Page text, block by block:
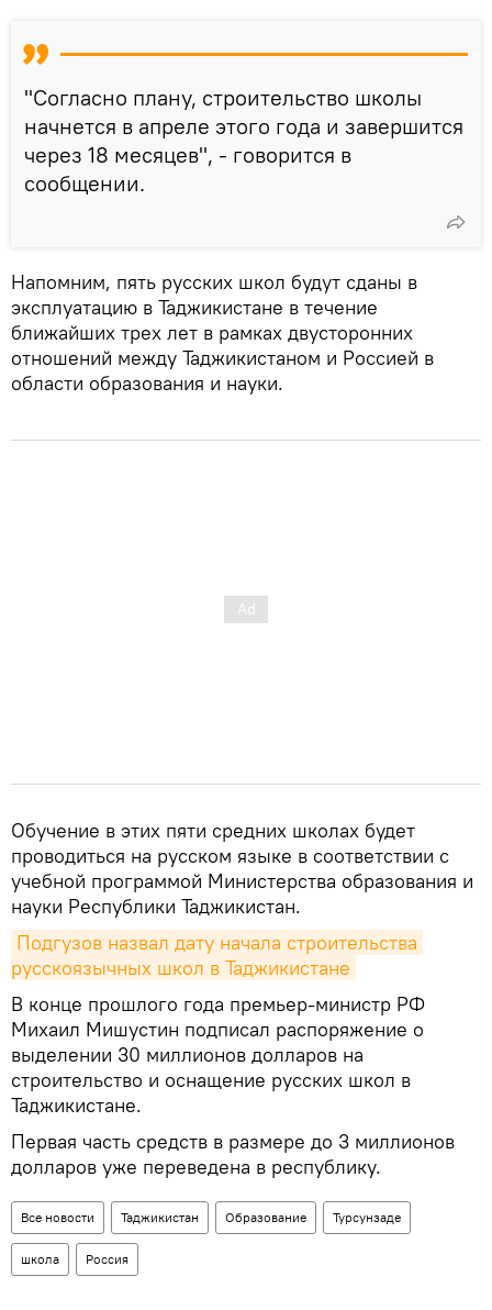
"Согласно плану, строительство школы
начнется в апреле этого года и завершится
через 18 месяцев", - говорится в
сообщении.
Напомним, пять русских школ будут сданы в
эксплуатацию в Таджикистане в течение
ближайших трех лет в рамках двусторонних
отношений между Таджикистаном и Россией в
области образования и науки.
Обучение в этих пяти средних школах будет
проводиться на русском языке в соответствии с
учебной программой Министерства образования и
науки Республики Таджикистан.
Подгузов назвал дату начала строительства
русскоязычных школ в Таджикистане
В конце прошлого года премьер-министр РФ
Михаил Мишустин подписал распоряжение о
выделении 30 миллионов долларов на
строительство и оснащение русских школ в
Таджикистане.
Первая часть средств в размере до 3 миллионов
долларов уже переведена в республику.
Все новости Таджикистан Образование Турсунзаде
школа Россия